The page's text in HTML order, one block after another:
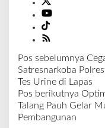
N
a
v
i
g
Pos sebelumnya
Satresnarkoba
Tes Urine di Lapas
Pos berikutnya
Talang Pauh Gelar
Pembangunan